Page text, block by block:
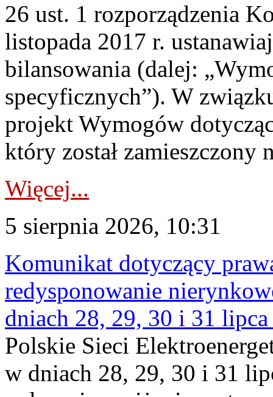
26 ust. 1 rozporządzenia
listopada 2017 r.
bilansowania (dalej:
specyficznych”). W
projekt Wymogów
który został zamieszczony
Więcej...
5 sierpnia 2026, 10:31
Komunikat dotyczący
redysponowanie
dniach 28, 29, 30 i 31
Polskie Sieci
w dniach 28, 29, 30 i 31